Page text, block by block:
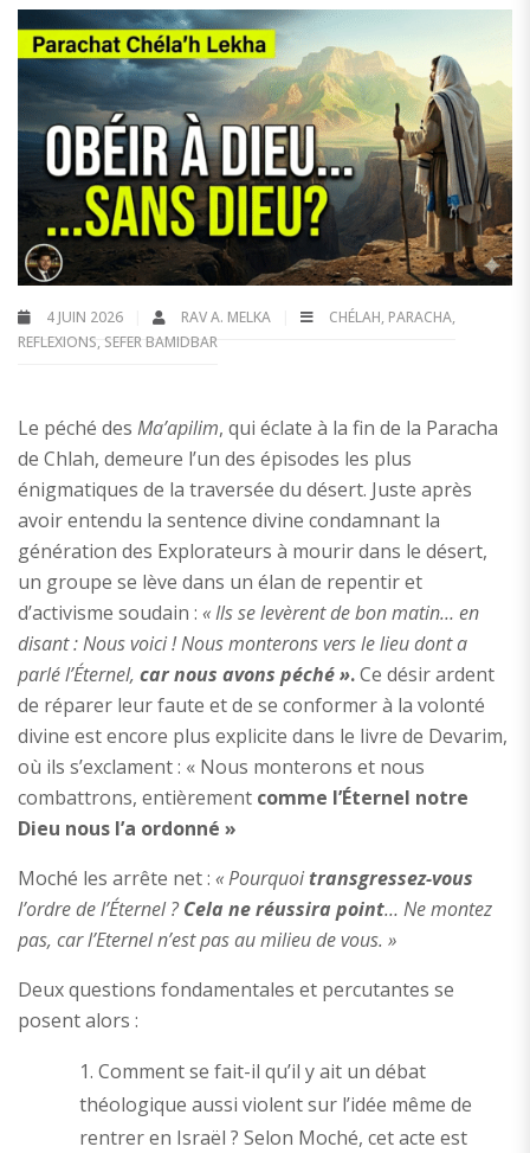
4 JUIN 2026 RAV A. MELKA CHÉLAH, PARACHA,
REFLEXIONS, SEFER BAMIDBAR
Le péché des Ma’apilim, qui éclate à la fin de la Paracha
de Chlah, demeure l’un des épisodes les plus
énigmatiques de la traversée du désert. Juste après
avoir entendu la sentence divine condamnant la
génération des Explorateurs à mourir dans le désert,
un groupe se lève dans un élan de repentir et
d’activisme soudain : « Ils se levèrent de bon matin… en
disant : Nous voici ! Nous monterons vers le lieu dont a
parlé l’Éternel, car nous avons péché ».Ce désir ardent
de réparer leur faute et de se conformer à la volonté
divine est encore plus explicite dans le livre de Devarim,
où ils s’exclament : « Nous monterons et nous
combattrons, entièrement comme l’Éternel notre
Dieu nous l’a ordonné »
Moché les arrête net : « Pourquoitransgressez-vous
l’ordre de l’Éternel ?Cela ne réussira point… Ne montez
pas, car l’Eternel n’est pas au milieu de vous. »
Deux questions fondamentales et percutantes se
posent alors :
Comment se fait-il qu’il y ait un débat
théologique aussi violent sur l’idée même de
rentrer en Israël ? Selon Moché, cet acte est